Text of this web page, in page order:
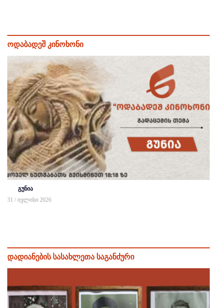
ოდაბადეშ კინოხონი
გუნია
31 / ივლისი 2026
დადიანების სასახლეთა საგანძური